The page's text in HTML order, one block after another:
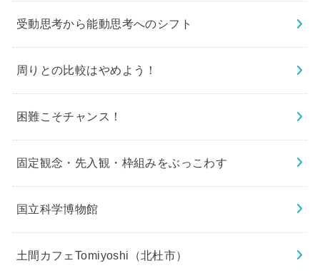
受動思考から能動思考へのシフト
周りとの比較はやめよう！
困難こそチャンス！
固定観念・先入観・枠組みをぶっこわす
国立科学博物館
土間カフェTomiyoshi（北杜市）